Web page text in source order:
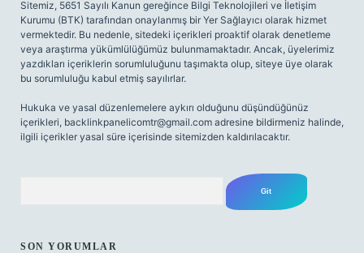
Sitemiz, 5651 Sayılı Kanun gereğince Bilgi Teknolojileri ve İletişim
Kurumu (BTK) tarafından onaylanmış bir Yer Sağlayıcı olarak hizmet
vermektedir. Bu nedenle, sitedeki içerikleri proaktif olarak denetleme
veya araştırma yükümlülüğümüz bulunmamaktadır. Ancak, üyelerimiz
yazdıkları içeriklerin sorumluluğunu taşımakta olup, siteye üye olarak
bu sorumluluğu kabul etmiş sayılırlar.
Hukuka ve yasal düzenlemelere aykırı olduğunu düşündüğünüz
içerikleri, backlinkpanelicomtr@gmail.com adresine bildirmeniz halinde,
ilgili içerikler yasal süre içerisinde sitemizden kaldırılacaktır.
SON YORUMLAR